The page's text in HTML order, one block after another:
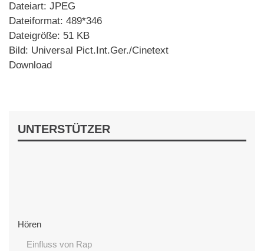
Dateiart: JPEG
Dateiformat: 489*346
Dateigröße: 51 KB
Bild: Universal Pict.Int.Ger./Cinetext
Download
UNTERSTÜTZER
Hören
Einfluss von Rap